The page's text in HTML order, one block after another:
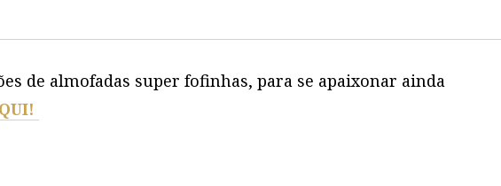
de almofadas super fofinhas, para se apaixonar ainda